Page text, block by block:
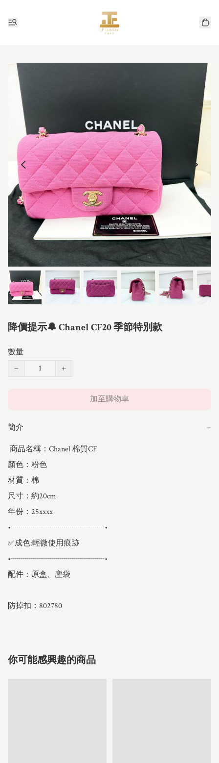
降價提示🔔 Chanel CF20 季節特別款
數量
−
+
加至購物車
簡介 −
顏色：粉色
材質：棉
尺寸：約20cm
年份：25xxxx
•┈┈┈┈┈┈┈┈┈┈┈┈•
✅成色:輕微使用痕跡
•┈┈┈┈┈┈┈┈┈┈┈┈•
配件：原盒、塵袋
防掉扣：802780
你可能感興趣的商品